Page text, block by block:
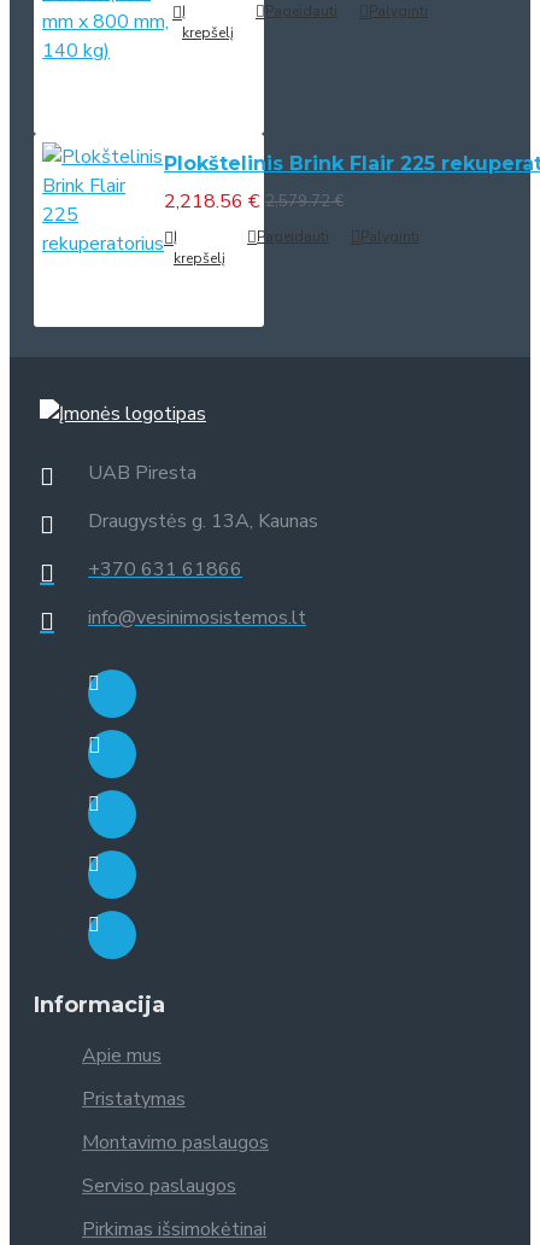
Į
krepšelį
Pageidauti Palyginti
Plokštelinis Brink Flair 225
2,218.56 € 2,579.72 €
Į
krepšelį
Pageidauti Palyginti
UAB Piresta
Draugystės g. 13A, Kaunas
+370 631 61866
info@vesinimosistemos.lt
Informacija
Apie mus
Pristatymas
Montavimo paslaugos
Serviso paslaugos
Pirkimas išsimokėtinai